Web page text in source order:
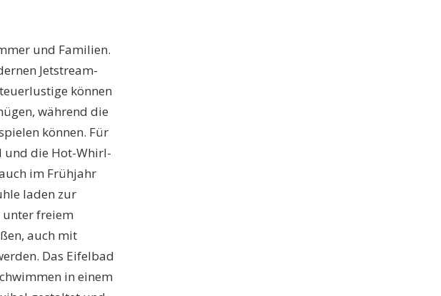
und Familien.
Jetstream-
können
während die
können. Für
und die Hot-Whirl-
im Frühjahr
laden zur
unter freiem
auch mit
Das Eifelbad
in einem